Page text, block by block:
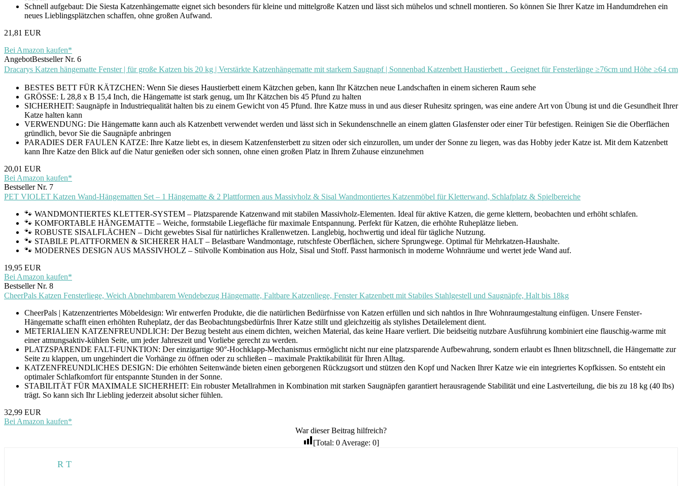
Schnell aufgebaut: Die Siesta Katzenhängematte eignet sich besonders für kleine und mittelgroße Katzen und lässt sich mühelos und schnell montieren. So können Sie Ihrer Katze im Handumdrehen ein
neues Lieblingsplätzchen schaffen, ohne großen Aufwand.
21,81 EUR
Bei Amazon kaufen*
AngebotBestseller Nr. 6
Dracarys Katzen hängematte Fenster | für große Katzen bis 20 kg | Verstärkte Katzenhängematte mit starkem Saugnapf | Sonnenbad Katzenbett Haustierbett，Geeignet für Fensterlänge ≥76cm und Höhe ≥64 cm
BESTES BETT FÜR KÄTZCHEN: Wenn Sie dieses Haustierbett einem Kätzchen geben, kann Ihr Kätzchen neue Landschaften in einem sicheren Raum sehe
GRÖSSE: L 28,8 x B 15,4 Inch, die Hängematte ist stark genug, um Ihr Kätzchen bis 45 Pfund zu halten
SICHERHEIT: Saugnäpfe in Industriequalität halten bis zu einem Gewicht von 45 Pfund. Ihre Katze muss in und aus dieser Ruhesitz springen, was eine andere Art von Übung ist und die Gesundheit Ihrer
Katze halten kann
VERWENDUNG: Die Hängematte kann auch als Katzenbett verwendet werden und lässt sich in Sekundenschnelle an einem glatten Glasfenster oder einer Tür befestigen. Reinigen Sie die Oberflächen
gründlich, bevor Sie die Saugnäpfe anbringen
PARADIES DER FAULEN KATZE: Ihre Katze liebt es, in diesem Katzenfensterbett zu sitzen oder sich einzurollen, um under der Sonne zu liegen, was das Hobby jeder Katze ist. Mit dem Katzenbett
kann Ihre Katze den Blick auf die Natur genießen oder sich sonnen, ohne einen großen Platz in Ihrem Zuhause einzunehmen
20,01 EUR
Bei Amazon kaufen*
Bestseller Nr. 7
PET VIOLET Katzen Wand-Hängematten Set – 1 Hängematte & 2 Plattformen aus Massivholz & Sisal Wandmontiertes Katzenmöbel für Kletterwand, Schlafplatz & Spielbereiche
🐾 WANDMONTIERTES KLETTER-SYSTEM – Platzsparende Katzenwand mit stabilen Massivholz-Elementen. Ideal für aktive Katzen, die gerne klettern, beobachten und erhöht schlafen.
🐾 KOMFORTABLE HÄNGEMATTE – Weiche, formstabile Liegefläche für maximale Entspannung. Perfekt für Katzen, die erhöhte Ruheplätze lieben.
🐾 ROBUSTE SISALFLÄCHEN – Dicht gewebtes Sisal für natürliches Krallenwetzen. Langlebig, hochwertig und ideal für tägliche Nutzung.
🐾 STABILE PLATTFORMEN & SICHERER HALT – Belastbare Wandmontage, rutschfeste Oberflächen, sichere Sprungwege. Optimal für Mehrkatzen-Haushalte.
🐾 MODERNES DESIGN AUS MASSIVHOLZ – Stilvolle Kombination aus Holz, Sisal und Stoff. Passt harmonisch in moderne Wohnräume und wertet jede Wand auf.
19,95 EUR
Bei Amazon kaufen*
Bestseller Nr. 8
CheerPals Katzen Fensterliege, Weich Abnehmbarem Wendebezug Hängematte, Faltbare Katzenliege, Fenster Katzenbett mit Stabiles Stahlgestell und Saugnäpfe, Halt bis 18kg
CheerPals | Katzenzentriertes Möbeldesign: Wir entwerfen Produkte, die die natürlichen Bedürfnisse von Katzen erfüllen und sich nahtlos in Ihre Wohnraumgestaltung einfügen. Unsere Fenster-
Hängematte schafft einen erhöhten Ruheplatz, der das Beobachtungsbedürfnis Ihrer Katze stillt und gleichzeitig als stylishes Detailelement dient.​
METERIALIEN KATZENFREUNDLICH:​​ Der Bezug besteht aus einem dichten, weichen Material, das keine Haare verliert. Die beidseitig nutzbare Ausführung kombiniert eine flauschig-warme mit
einer atmungsaktiv-kühlen Seite, um jeder Jahreszeit und Vorliebe gerecht zu werden.
PLATZSPARENDE FALT-FUNKTION:​​ Der einzigartige 90°-Hochklapp-Mechanismus ermöglicht nicht nur eine platzsparende Aufbewahrung, sondern erlaubt es Ihnen blitzschnell, die Hängematte zur
Seite zu klappen, um ungehindert die Vorhänge zu öffnen oder zu schließen – maximale Praktikabilität für Ihren Alltag.
​​KATZENFREUNDLICHES DESIGN:​​ Die erhöhten Seitenwände bieten einen geborgenen Rückzugsort und stützen den Kopf und Nacken Ihrer Katze wie ein integriertes Kopfkissen. So entsteht ein
optimaler Schlafkomfort für entspannte Stunden in der Sonne.
​​STABILITÄT FÜR MAXIMALE SICHERHEIT:​​ Ein robuster Metallrahmen in Kombination mit starken Saugnäpfen garantiert herausragende Stabilität und eine Lastverteilung, die bis zu 18 kg (40 lbs)
trägt. So kann sich Ihr Liebling jederzeit absolut sicher fühlen.
32,99 EUR
Bei Amazon kaufen*
War dieser Beitrag hilfreich?
[Total: 0 Average: 0]
R T